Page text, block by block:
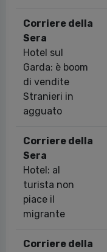
Corriere della
Sera
Hotel sul
Garda: è boom
di vendite
Stranieri in
agguato
Corriere della
Sera
Hotel: al
turista non
piace il
migrante
Corriere della